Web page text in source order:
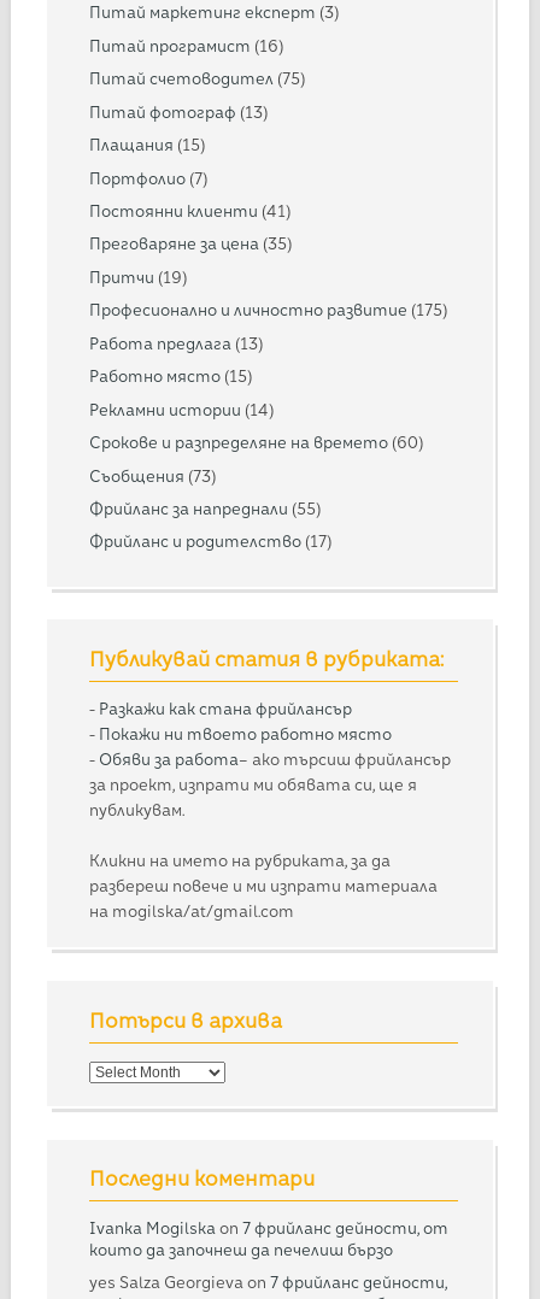
Питай маркетинг експерт (3)
Питай програмист (16)
Питай счетоводител (75)
Питай фотограф (13)
Плащания (15)
Портфолио (7)
Постоянни клиенти (41)
Преговаряне за цена (35)
Притчи (19)
Професионално и личностно развитие (175)
Работа предлага (13)
Работно място (15)
Рекламни истории (14)
Срокове и разпределяне на времето (60)
Съобщения (73)
Фрийланс за напреднали (55)
Фрийланс и родителство (17)
Публикувай статия в рубриката:
- Разкажи как стана фрийлансър
- Покажи ни твоето работно място
- Обяви за работа– ако търсиш фрийлансър
за проект, изпрати ми обявата си, ще я
публикувам.
Кликни на името на рубриката, за да
разбереш повече и ми изпрати материала
на mogilska/at/gmail.com
Потърси в архива
Потърси
Последни коментари
Ivanka Mogilska on7 фрийланс дейности, от
които да започнеш да печелиш бързо
yes Salza Georgieva on7 фрийланс дейности,